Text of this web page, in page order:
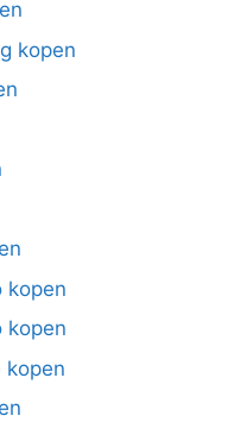
kopen
kopen
kopen
kopen